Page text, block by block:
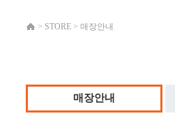
> STORE > 매장안내
매장안내